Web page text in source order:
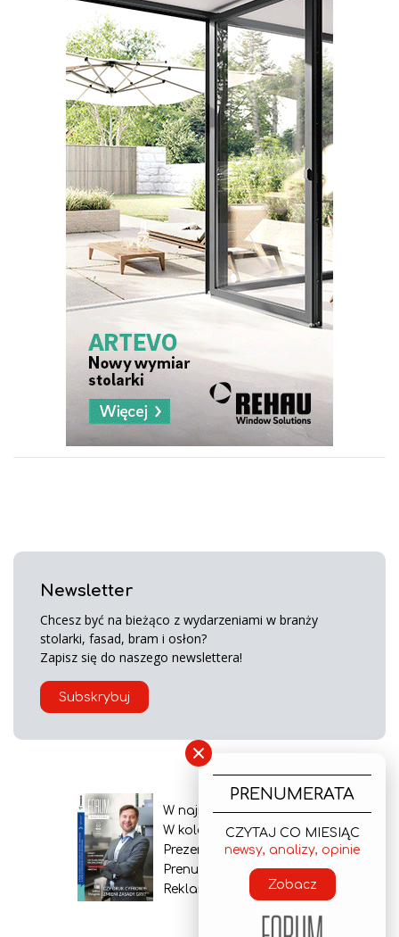
Newsletter
Chcesz być na bieżąco z wydarzeniami w branży
stolarki, fasad, bram i osłon?
Zapisz się do naszego newslettera!
Subskrybuj
W najnowszym wydaniu
W kolejnym numerze
Prezentacja gazety
Prenumerata
Reklama
×
PRENUMERATA
CZYTAJ CO MIESIĄC
newsy, analizy, opinie
Zobacz